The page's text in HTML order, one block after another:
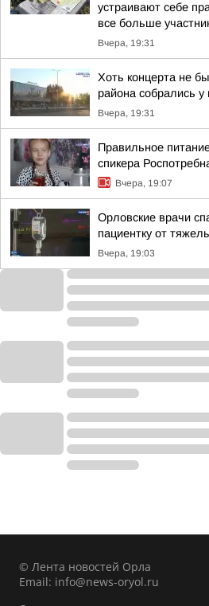
устраивают себе
все больше
Вчера, 19:31
Хоть концерта не
района собрались
Вчера, 19:31
Правильное
спикера
Вчера, 19:07
Орловские врачи
пациентку от
Вчера, 19:03
© Лента новостей Орла
Email: info@news-oryol.ru